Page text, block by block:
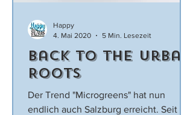
Back to the Urban
Roots
Der Trend "Microgreens" hat nun
endlich auch Salzburg erreicht. Seit
Happy
4. Mai 2020
5 Min. Lesezeit